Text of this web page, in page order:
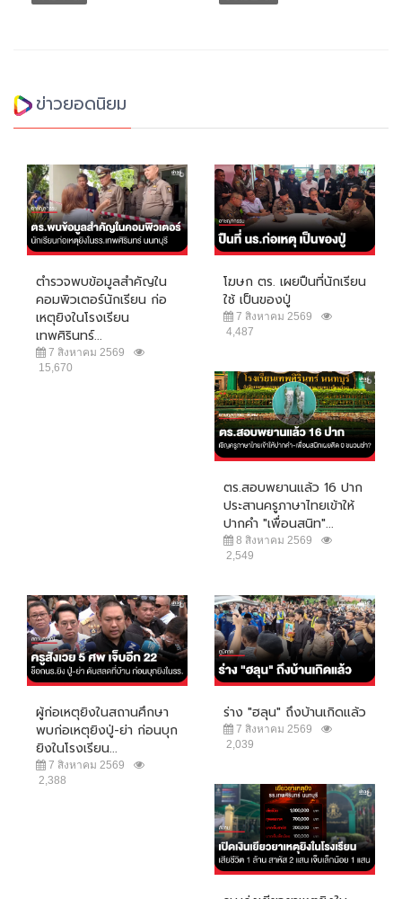
ข่าวยอดนิยม
ตำรวจพบข้อมูลสำคัญใน
คอมพิวเตอร์นักเรียน ก่อ
เหตุยิงในโรงเรียน
เทพศิรินทร์...
7 สิงหาคม 2569
15,670
โฆษก ตร. เผยปืนที่นักเรียน
ใช้ เป็นของปู่
7 สิงหาคม 2569
4,487
ตร.สอบพยานแล้ว 16 ปาก
ประสานครูภาษาไทยเข้าให้
ปากคำ "เพื่อนสนิท"...
8 สิงหาคม 2569
2,549
ผู้ก่อเหตุยิงในสถานศึกษา
พบก่อเหตุยิงปู่-ย่า ก่อนบุก
ยิงในโรงเรียน...
7 สิงหาคม 2569
2,388
ร่าง "ฮลุน" ถึงบ้านเกิดแล้ว
7 สิงหาคม 2569
2,039